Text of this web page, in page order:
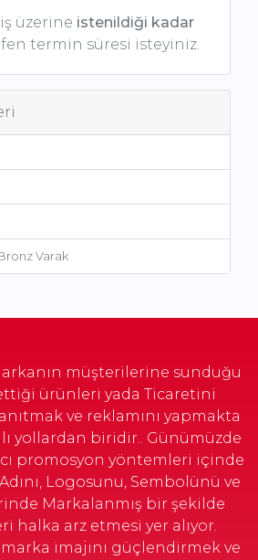
üzerine istenildiği kadar
termin süresi isteyiniz.
Varak
müşterilerine sunduğu
ürünleri yada Ticaretini
ve reklamını yapmakta
yollardan biridir.. Günümüzde
promosyon yöntemleri içinde
Logosunu, Sembolünü ve
Markalanmış bir şekilde
halka arz etmesi yer alıyor.
marka imajını güçlendirmek ve